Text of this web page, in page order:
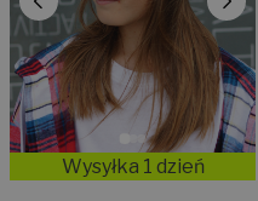
Wysyłka 1 dzień